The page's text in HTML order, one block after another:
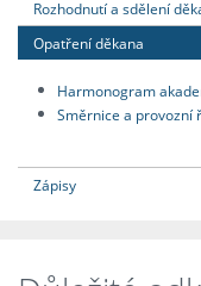
Rozhodnutí a sdělení
Opatření děkana
Harmonogram
Směrnice a provozní
Zápisy